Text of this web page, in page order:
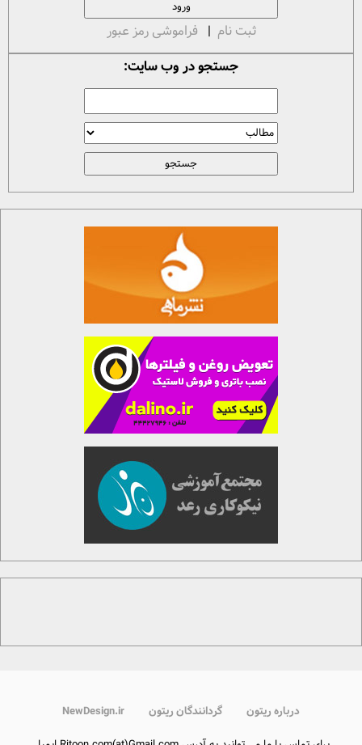
ثبت نام | فراموشی رمز عبور
جستجو در وب سایت:
درباره ریتون گردانندگان ریتون NewDesign.ir